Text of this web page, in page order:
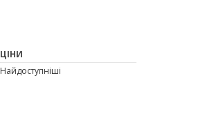
ЦІНИ
Найдоступніші